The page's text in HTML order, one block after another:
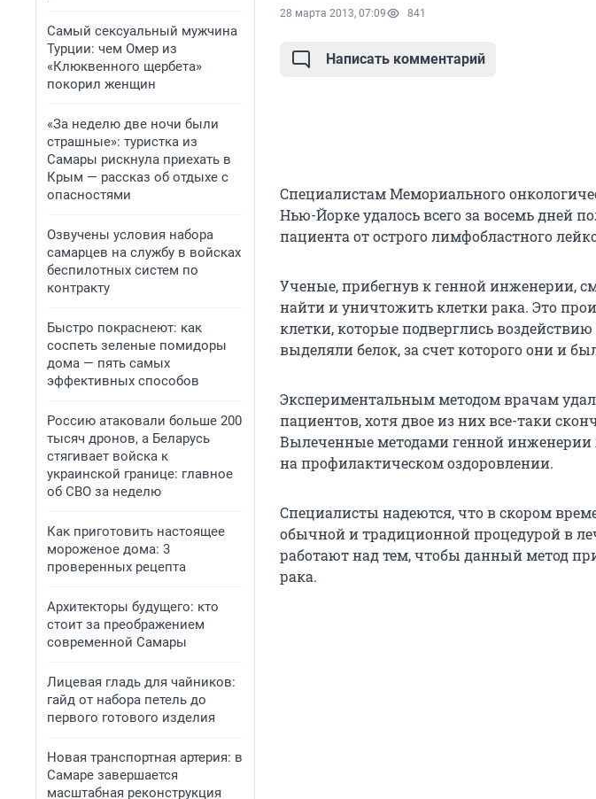
Самый сексуальный мужчина
Турции: чем Омер из
«Клюквенного щербета»
покорил женщин
«За неделю две ночи были
страшные»: туристка из
Самары рискнула приехать в
Крым — рассказ об отдыхе с
опасностями
Озвучены условия набора
самарцев на службу в войсках
беспилотных систем по
контракту
Быстро покраснеют: как
соспеть зеленые помидоры
дома — пять самых
эффективных способов
Россию атаковали больше 200
тысяч дронов, а Беларусь
стягивает войска к
украинской границе: главное
об СВО за неделю
Как приготовить настоящее
мороженое дома: 3
проверенных рецепта
Архитекторы будущего: кто
стоит за преображением
современной Самары
Лицевая гладь для чайников:
гайд от набора петель до
первого готового изделия
Новая транспортная артерия: в
Самаре завершается
масштабная реконструкция
28 марта 2013, 07:09 841
Написать комментарий
Специалистам Мемориального
Нью-Йорке удалось всего за восемь дней
пациента от острого лимфобластного
Ученые, прибегнув к генной инженерии,
найти и уничтожить клетки рака. Это
клетки, которые подверглись
выделяли белок, за счет которого они и
Экспериментальным методом врачам
пациентов, хотя двое из них все-таки
Вылеченные методами генной инженерии
на профилактическом оздоровлении.
Специалисты надеются, что в скором
обычной и традиционной процедурой в
работают над тем, чтобы данный метод
рака.